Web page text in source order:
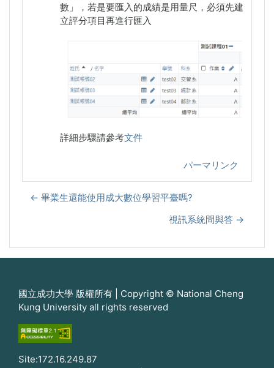
數」，若是要匯入的成績是用量尺，必須先建
立評分項目再進行匯入
詳細步驟請參考文件
パーマリンク
← 畢業生還能使用成大數位學習平臺嗎?
視訊系統問與答 →
國立成功大學 版權所有 | Copyright © National Cheng
Kung University all rights reserved
Site:172.16.249.87